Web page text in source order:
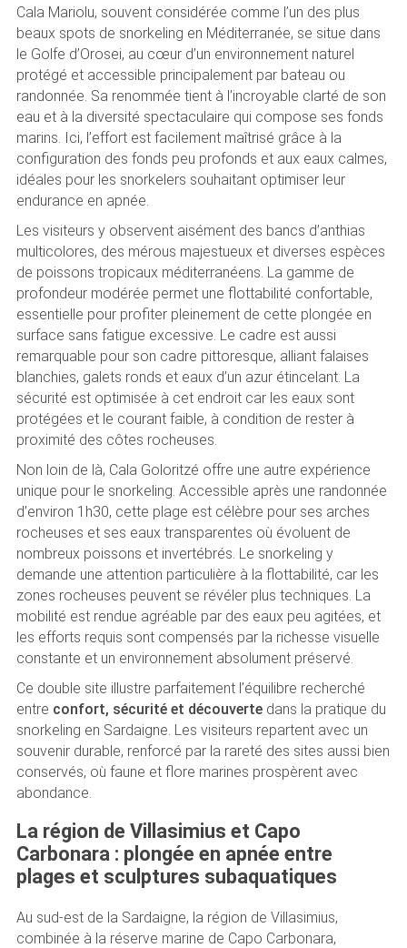
Cala Mariolu, souvent considérée comme l’un des plus
beaux spots de snorkeling en Méditerranée, se situe dans
le Golfe d’Orosei, au cœur d’un environnement naturel
protégé et accessible principalement par bateau ou
randonnée. Sa renommée tient à l’incroyable clarté de son
eau et à la diversité spectaculaire qui compose ses fonds
marins. Ici, l’effort est facilement maîtrisé grâce à la
configuration des fonds peu profonds et aux eaux calmes,
idéales pour les snorkelers souhaitant optimiser leur
endurance en apnée.
Les visiteurs y observent aisément des bancs d’anthias
multicolores, des mérous majestueux et diverses espèces
de poissons tropicaux méditerranéens. La gamme de
profondeur modérée permet une flottabilité confortable,
essentielle pour profiter pleinement de cette plongée en
surface sans fatigue excessive. Le cadre est aussi
remarquable pour son cadre pittoresque, alliant falaises
blanchies, galets ronds et eaux d’un azur étincelant. La
sécurité est optimisée à cet endroit car les eaux sont
protégées et le courant faible, à condition de rester à
proximité des côtes rocheuses.
Non loin de là, Cala Goloritzé offre une autre expérience
unique pour le snorkeling. Accessible après une randonnée
d’environ 1h30, cette plage est célèbre pour ses arches
rocheuses et ses eaux transparentes où évoluent de
nombreux poissons et invertébrés. Le snorkeling y
demande une attention particulière à la flottabilité, car les
zones rocheuses peuvent se révéler plus techniques. La
mobilité est rendue agréable par des eaux peu agitées, et
les efforts requis sont compensés par la richesse visuelle
constante et un environnement absolument préservé.
Ce double site illustre parfaitement l’équilibre recherché
entre confort, sécurité et découvertedans la pratique du
snorkeling en Sardaigne. Les visiteurs repartent avec un
souvenir durable, renforcé par la rareté des sites aussi bien
conservés, où faune et flore marines prospèrent avec
abondance.
La région de Villasimius et Capo
Carbonara : plongée en apnée entre
plages et sculptures subaquatiques
Au sud-est de la Sardaigne, la région de Villasimius,
combinée à la réserve marine de Capo Carbonara,